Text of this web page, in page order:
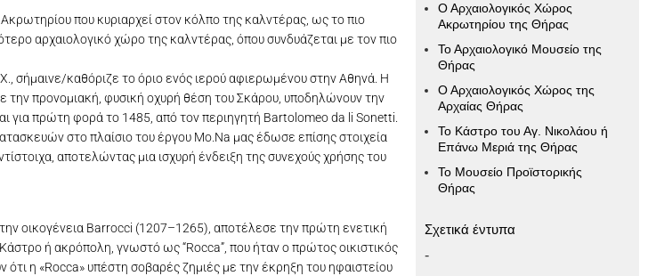
που κυριαρχεί στον κόλπο της καλντέρας, ως το πιο
αρχαιολογικό χώρο της καλντέρας, όπου συνδυάζεται με τον πιο
σήμαινε/καθόριζε το όριο ενός ιερού αφιερωμένου στην Αθηνά. Η
την προνομιακή, φυσική οχυρή θέση του Σκάρου, υποδηλώνουν την
για πρώτη φορά το 1485, από τον περιηγητή Bartolomeo da li Sonetti.
στο πλαίσιο του έργου Mo.Na μας έδωσε επίσης στοιχεία
αποτελώντας μια ισχυρή ένδειξη της συνεχούς χρήσης του
οικογένεια Barrocci (1207–1265), αποτέλεσε την πρώτη ενετική
ή ακρόπολη, γνωστό ως “Rocca”, που ήταν ο πρώτος οικιστικός
η «Rocca» υπέστη σοβαρές ζημιές με την έκρηξη του ηφαιστείου
Ο Αρχαιολογικός Χώρος
Ακρωτηρίου της Θήρας
Το Αρχαιολογικό Μουσείο της
Θήρας
Ο Αρχαιολογικός Χώρος της
Αρχαίας Θήρας
Το Κάστρο του Αγ. Νικολάου ή
Επάνω Μεριά της Θήρας
Το Μουσείο Προϊστορικής
Θήρας
Σχετικά έντυπα
-